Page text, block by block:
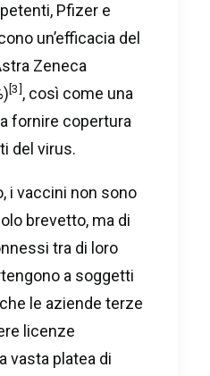
Pfizer e
un’efficacia del
Zeneca
[3], così come una
fornire copertura
del virus.
i vaccini non sono
brevetto, ma di
tra di loro
a soggetti
le aziende terze
licenze
vasta platea di